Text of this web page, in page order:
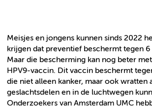
Meisjes en jongens kunnen sinds 2022
krijgen dat preventief beschermt tegen 6
Maar die bescherming kan nog beter
HPV9-vaccin. Dit vaccin beschermt
die niet alleen kanker, maar ook wratten
geslachtsdelen en in de luchtwegen
Onderzoekers van Amsterdam UMC